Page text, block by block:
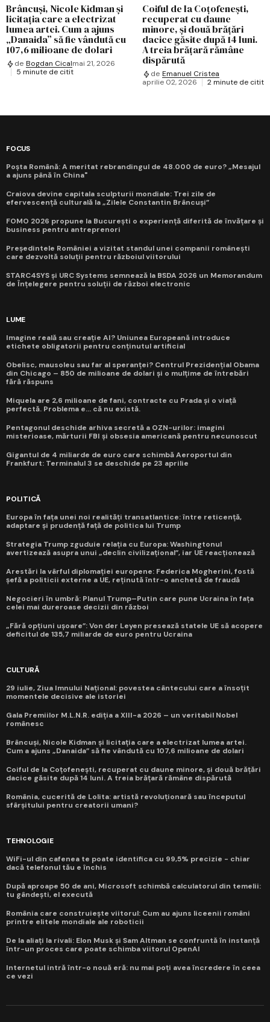
Brâncuși, Nicole Kidman și
licitația care a electrizat
lumea artei. Cum a ajuns
„Danaida” să fie vândută cu
107,6 milioane de dolari
de Bogdan Cicalmai 21, 2026
5 minute de citit
Coiful de la Coțofenești,
recuperat cu daune
minore, și două brățări
dacice găsite după 14 luni.
A treia brățară rămâne
dispărută
de Emanuel Cristea
aprilie 02, 2026
2 minute de citit
FOCUS
Poșta Română: A meritat rebrandingul de 48.000 de euro? „Mesajul
a ajuns până în China"
Craiova devine capitala sculpturii mondiale: Trei zile de
efervescență culturală la „Zilele Constantin Brâncuși”
FOMO 2026 propune la București o experiență diferită de învățare și
business pentru antreprenori
Președintele României a vizitat standul unei companii românești
care dezvoltă soluții pentru războiul viitorului
STARC4SYS și URC Systems semnează la BSDA 2026 un Memorandum
de Înțelegere pentru soluții de război electronic
LUME
Imagine reală sau creație AI? Uniunea Europeană introduce
etichete obligatorii pentru conținutul artificial
Obelisc, mausoleu sau far al speranței? Centrul Prezidențial Obama
din Chicago – 850 de milioane de dolari și o mulțime de întrebări
fără răspuns
Miquela are 2,6 milioane de fani, contracte cu Prada și o viață
perfectă. Problema e... că nu există.
Pentagonul deschide arhiva secretă a OZN-urilor: imagini
misterioase, mărturii FBI și obsesia americană pentru necunoscut
Gigantul de 4 miliarde de euro care schimbă Aeroportul din
Frankfurt: Terminalul 3 se deschide pe 23 aprilie
POLITICĂ
Europa în fața unei noi realități transatlantice: între reticență,
adaptare și prudență față de politica lui Trump
Strategia Trump zguduie relația cu Europa: Washingtonul
avertizează asupra unui „declin civilizațional”, iar UE reacționează
Arestări la vârful diplomației europene: Federica Mogherini, fostă
șefă a politicii externe a UE, reținută într-o anchetă de fraudă
Negocieri în umbră: Planul Trump–Putin care pune Ucraina în fața
celei mai dureroase decizii din război
„Fără opțiuni ușoare”: Von der Leyen presează statele UE să acopere
deficitul de 135,7 miliarde de euro pentru Ucraina
CULTURĂ
29 iulie, Ziua Imnului Național: povestea cântecului care a însoțit
momentele decisive ale istoriei
Gala Premiilor M.L.N.R. ediția a XIII-a 2026 – un veritabil Nobel
românesc
Brâncuși, Nicole Kidman și licitația care a electrizat lumea artei.
Cum a ajuns „Danaida” să fie vândută cu 107,6 milioane de dolari
Coiful de la Coțofenești, recuperat cu daune minore, și două brățări
dacice găsite după 14 luni. A treia brățară rămâne dispărută
România, cucerită de Lolita: artistă revoluționară sau începutul
sfârșitului pentru creatorii umani?
TEHNOLOGIE
WiFi-ul din cafenea te poate identifica cu 99,5% precizie - chiar
dacă telefonul tău e închis
După aproape 50 de ani, Microsoft schimbă calculatorul din temelii:
tu gândești, el execută
România care construiește viitorul: Cum au ajuns liceenii români
printre elitele mondiale ale roboticii
De la aliați la rivali: Elon Musk și Sam Altman se confruntă în instanță
într-un proces care poate schimba viitorul OpenAI
Internetul intră într-o nouă eră: nu mai poți avea încredere în ceea
ce vezi